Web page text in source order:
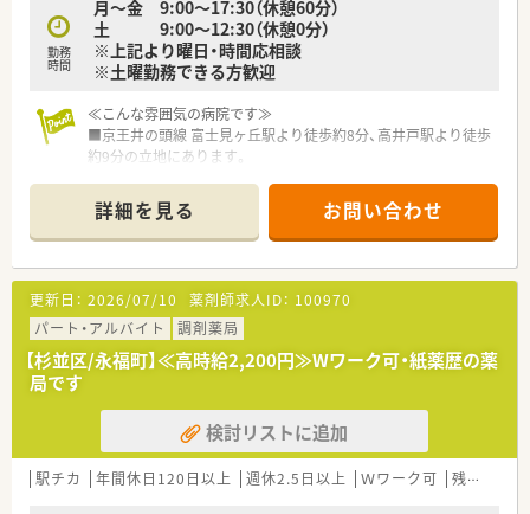
■施設調剤など幅広い業務に対応しつつも、1日の処方箋枚数が
落ち着いているため、一人ひとりの業務負担は軽減されていま
す。
勤務
時間
月～金 9:00～17:30（休憩60分）
土 9:00～12:30（休憩0分）
※上記より曜日・時間応相談
※土曜勤務できる方歓迎
≪こんな雰囲気の病院です≫
■京王井の頭線 富士見ヶ丘駅より徒歩約8分、高井戸駅より徒歩
約9分の立地にあります。
する調査研究を進め、多大な成果をあげている病院です。
≪こんな方にオススメです≫
■多職種連携を図り、患者様に寄り添った対応をしたい方
■職場見学歓迎してます！お気軽にお問い合わせください
・・＊ 病院の特徴 ＊・・
■敷地内には、特別養護施設・養護施設・老人施設・グループホー
ム等のほか、老人社会福祉施設や認知症介護研究研修施設もあり
■療養タイプの病院です！
長期的な治療が必要な方のケアもあり、メンタルサポートも勉
強できる環境です。
詳細を見る お問い合わせ
更新日： 2026/07/10 薬剤師求人ID： 100970
パート・アルバイト
調剤薬局
【杉並区/永福町】≪高時給2,200円≫Wワーク可・紙薬歴の薬
局です
検討リストに追加
駅チカ 年間休日120日以上 週休2.5日以上 Ｗワーク可 残業なし(ほぼなし含む)